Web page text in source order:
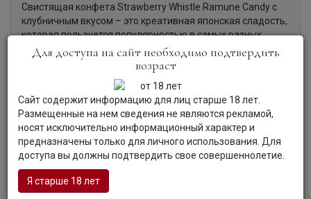
Свистящая конфета Strawberry Whistle Ramune Candy с
клубничным вкусом – это креативная японская сладость,
которая пользуется популярностью в самых разных
странах мира. Детям очень нравится играть с ней,
извлекая из неё различные звуки.
Конфета-свистулька поможет развить у ребёнка
хороший, чуткий слух и подарит ему много радостных
минут. В её составе нет вредных химических
компонентов, поэтому Вам не придётся опасаться за
хрупкое детское здоровье. Изготавливаются эти
сладости на современных заводах с соблюдением
жёстких стандартов качества, которые в Японии
применяются к пищевой промышленности.
Состав: виноградный сахар, крахмал картофельный,
Для доступа на сайт необходимо подтвердить
возраст
Сайт содержит информацию для лиц старше 18 лет.
Размещенные на нем сведения не являются рекламой,
носят исключительно информационный характер и
предназначены только для личного использования. Для
доступа вы должны подтвердить свое совершеннолетие.
Я старше 18 лет